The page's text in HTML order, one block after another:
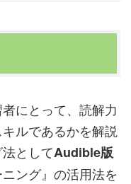
にとって、読解力
ルであるかを解説
としてAudible版
ング』の活用法を